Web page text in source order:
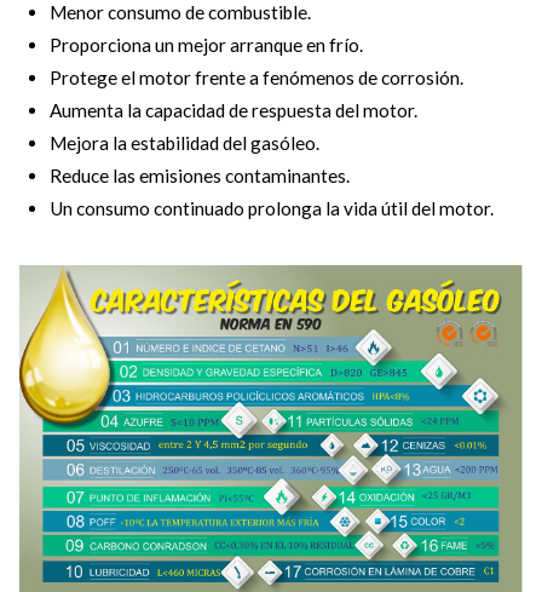
Menor consumo de combustible.
Proporciona un mejor arranque en frío.
Protege el motor frente a fenómenos de corrosión.
Aumenta la capacidad de respuesta del motor.
Mejora la estabilidad del gasóleo.
Reduce las emisiones contaminantes.
Un consumo continuado prolonga la vida útil del motor.